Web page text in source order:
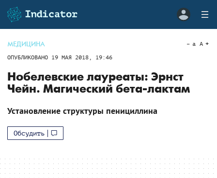
МЕДИЦИНА
ОПУБЛИКОВАНО 19 МАЯ 2018, 19:46
a A
Нобелевские лауреаты: Эрнст
Чейн. Магический бета-лактам
Установление структуры пенициллина
Обсудить